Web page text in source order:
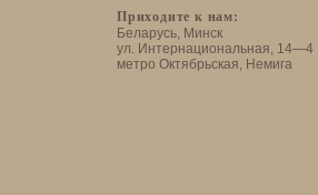
Приходите к нам:
Беларусь, Минск
ул. Интернациональная, 14—4
метро Октябрьская, Немига